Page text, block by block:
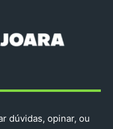
dúvidas, opinar, ou